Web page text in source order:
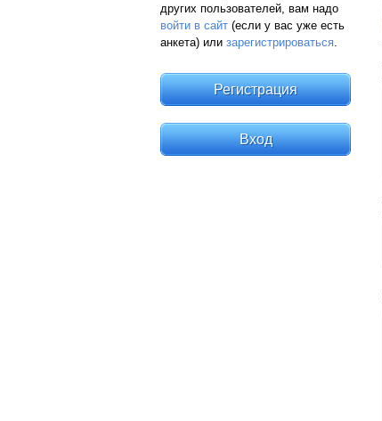
других пользователей, вам надо
войти в сайт (если у вас уже есть
анкета) или зарегистрироваться.